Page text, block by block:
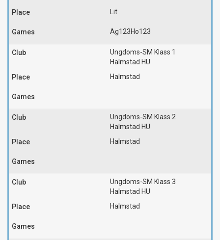
Lit
Ag123Ho123
Ungdoms-SM Klass 1
Halmstad HU
Halmstad
Ungdoms-SM Klass 2
Halmstad HU
Halmstad
Ungdoms-SM Klass 3
Halmstad HU
Halmstad